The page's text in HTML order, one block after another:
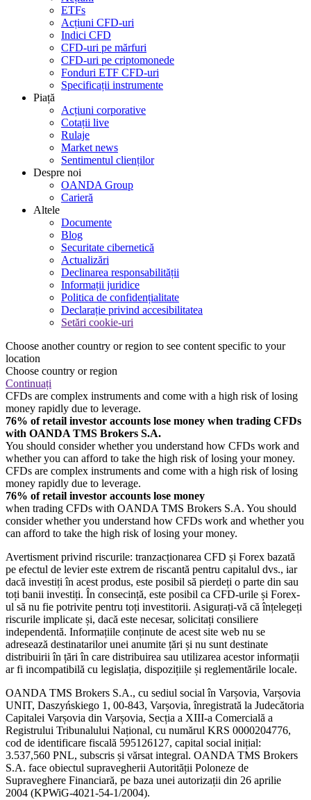
ETFs
Acțiuni CFD-uri
Indici CFD
CFD-uri pe mărfuri
CFD-uri pe criptomonede
Fonduri ETF CFD-uri
Specificații instrumente
Piață
Acțiuni corporative
Cotații live
Rulaje
Market news
Sentimentul clienților
Despre noi
OANDA Group
Carieră
Altele
Documente
Blog
Securitate cibernetică
Actualizări
Declinarea responsabilității
Informații juridice
Politica de confidențialitate
Declarație privind accesibilitatea
Setări cookie-uri
Choose another country or region to see content specific to your
location
Choose country or region
Continuați
CFDs are complex instruments and come with a high risk of losing
money rapidly due to leverage.
76% of retail investor accounts lose money when trading CFDs
with OANDA TMS Brokers S.A.
You should consider whether you understand how CFDs work and
whether you can afford to take the high risk of losing your money.
CFDs are complex instruments and come with a high risk of losing
money rapidly due to leverage.
76% of retail investor accounts lose money
when trading CFDs with OANDA TMS Brokers S.A. You should
consider whether you understand how CFDs work and whether you
can afford to take the high risk of losing your money.
Avertisment privind riscurile: tranzacționarea CFD și Forex bazată
pe efectul de levier este extrem de riscantă pentru capitalul dvs., iar
dacă investiți în acest produs, este posibil să pierdeți o parte din sau
toți banii investiți. În consecință, este posibil ca CFD-urile și Forex-
ul să nu fie potrivite pentru toți investitorii. Asigurați-vă că înțelegeți
riscurile implicate și, dacă este necesar, solicitați consiliere
independentă. Informațiile conținute de acest site web nu se
adresează destinatarilor unei anumite țări și nu sunt destinate
distribuirii în țări în care distribuirea sau utilizarea acestor informații
ar fi incompatibilă cu legislația, dispozițiile și reglementările locale.
OANDA TMS Brokers S.A., cu sediul social în Varșovia, Varșovia
UNIT, Daszyńskiego 1, 00-843, Varșovia, înregistrată la Judecătoria
Capitalei Varșovia din Varșovia, Secția a XIII-a Comercială a
Registrului Tribunalului Național, cu numărul KRS 0000204776,
cod de identificare fiscală 595126127, capital social inițial:
3.537,560 PNL, subscris și vărsat integral. OANDA TMS Brokers
S.A. face obiectul supravegherii Autorității Poloneze de
Supraveghere Financiară, pe baza unei autorizații din 26 aprilie
2004 (KPWiG-4021-54-1/2004).